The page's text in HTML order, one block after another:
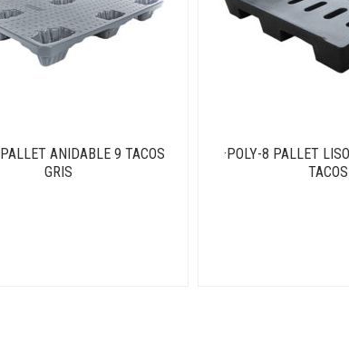
ANIDABLE 9 TACOS
GRIS
·POLY-8 PALLET
TACOS